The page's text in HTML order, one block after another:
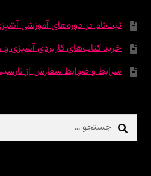
ثبت‌نام در دوره‌‌های آموزشی
خرید کتاب‌های کاربردی آشپزی و
شرایط و ضوابط سفارش از
جستجو
برای: